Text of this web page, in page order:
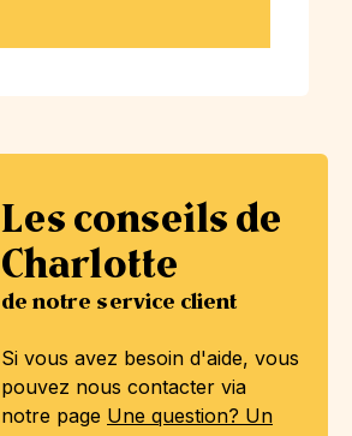
Les conseils de
Charlotte
de notre service client
Si vous avez besoin d'aide, vous
pouvez nous contacter via
notre page Une question? Un